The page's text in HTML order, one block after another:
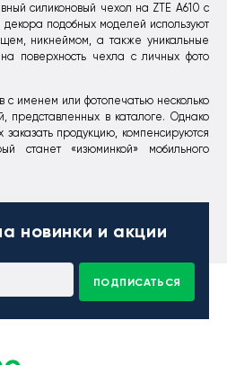
силиконовый чехол на ZTE A610 с
подобных моделей используют
никнеймом, а также уникальные
поверхность чехла с личных фото
с именем или фотопечатью несколько
представленных в каталоге. Однако
продукцию, компенсируются
станет «изюминкой» мобильного
новинки и акции
ПОДПИСАТЬСЯ